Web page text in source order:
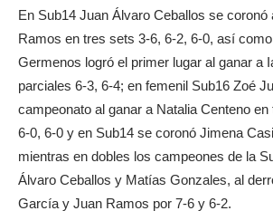
En Sub14 Juan Álvaro Ceballos se coronó
Ramos en tres sets 3-6, 6-2, 6-0, así
Germenos logró el primer lugar al ganar a
parciales 6-3, 6-4; en femenil Sub16 Zoé
campeonato al ganar a Natalia Centeno
6-0, 6-0 y en Sub14 se coronó Jimena
mientras en dobles los campeones de la
Álvaro Ceballos y Matías Gonzales, al
García y Juan Ramos por 7-6 y 6-2.